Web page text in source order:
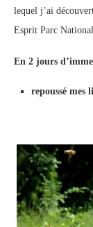
lequel j’ai
Esprit Parc National.
En 2 jours
repoussé mes